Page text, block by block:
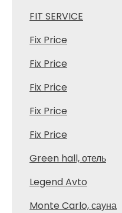
FIT SERVICE
Fix Price
Fix Price
Fix Price
Fix Price
Fix Price
Green hall, отель
Legend Avto
Monte Carlo, сауна